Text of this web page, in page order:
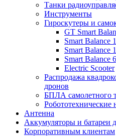
Танки
Инструменты
Гироскутеры и
GT Smart
Smart Balance
Smart Balance
Smart Balance
Electric Scooter
Распродажа
дронов
БПЛА самолетного
Робототехнические
Антенна
Аккумуляторы и батареи
Корпоративным клиентам